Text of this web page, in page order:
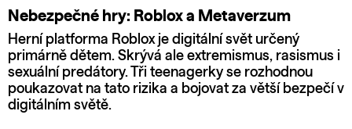
Nebezpečné hry: Roblox a Metaverzum
Herní platforma Roblox je digitální svět určený
primárně dětem. Skrývá ale extremismus, rasismus i
sexuální predátory. Tři teenagerky se rozhodnou
poukazovat na tato rizika a bojovat za větší bezpečí v
digitálním světě.